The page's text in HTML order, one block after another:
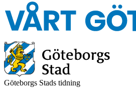
Göteborgs Stads tidning